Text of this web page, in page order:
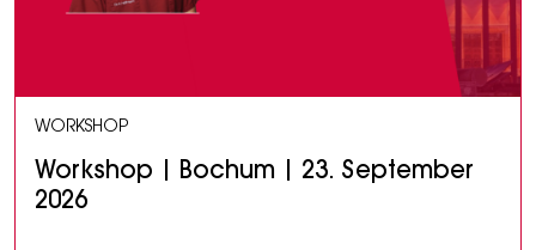
WORKSHOP
Workshop | Bochum | 23. September
2026